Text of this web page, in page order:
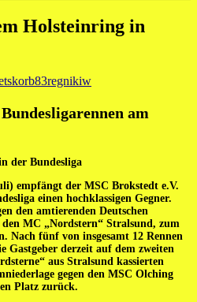
Holsteinring in
am
der Bundesliga
empfängt der MSC Brokstedt e.V.
einen hochklassigen Gegner.
den amtierenden Deutschen
MC „Nordstern“ Stralsund, zum
Nach fünf von insgesamt 12 Rennen
Gastgeber derzeit auf dem zweiten
aus Stralsund kassierten
gegen den MSC Olching
Platz zurück.